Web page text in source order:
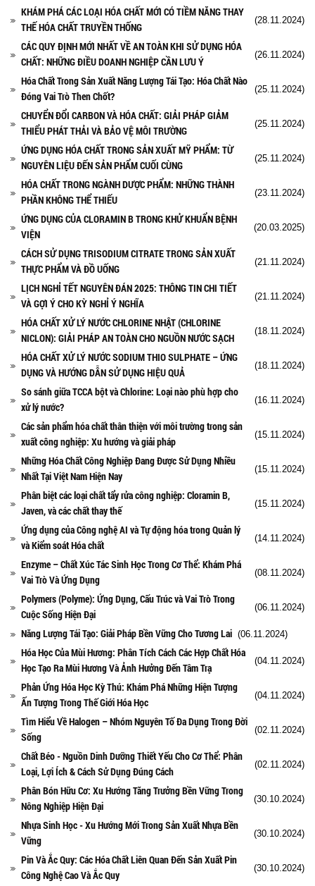
KHÁM PHÁ CÁC LOẠI HÓA CHẤT MỚI CÓ TIỀM NĂNG THAY
THẾ HÓA CHẤT TRUYỀN THỐNG
(28.11.2024)
CÁC QUY ĐỊNH MỚI NHẤT VỀ AN TOÀN KHI SỬ DỤNG HÓA
CHẤT: NHỮNG ĐIỀU DOANH NGHIỆP CẦN LƯU Ý
(26.11.2024)
Hóa Chất Trong Sản Xuất Năng Lượng Tái Tạo: Hóa Chất Nào
Đóng Vai Trò Then Chốt?
(25.11.2024)
CHUYỂN ĐỔI CARBON VÀ HÓA CHẤT: GIẢI PHÁP GIẢM
THIỂU PHÁT THẢI VÀ BẢO VỆ MÔI TRƯỜNG
(25.11.2024)
ỨNG DỤNG HÓA CHẤT TRONG SẢN XUẤT MỸ PHẨM: TỪ
NGUYÊN LIỆU ĐẾN SẢN PHẨM CUỐI CÙNG
(25.11.2024)
HÓA CHẤT TRONG NGÀNH DƯỢC PHẨM: NHỮNG THÀNH
PHẦN KHÔNG THỂ THIẾU
(23.11.2024)
ỨNG DỤNG CỦA CLORAMIN B TRONG KHỬ KHUẨN BỆNH
VIỆN
(20.03.2025)
CÁCH SỬ DỤNG TRISODIUM CITRATE TRONG SẢN XUẤT
THỰC PHẨM VÀ ĐỒ UỐNG
(21.11.2024)
LỊCH NGHỈ TẾT NGUYÊN ĐÁN 2025: THÔNG TIN CHI TIẾT
VÀ GỢI Ý CHO KỲ NGHỈ Ý NGHĨA
(21.11.2024)
HÓA CHẤT XỬ LÝ NƯỚC CHLORINE NHẬT (CHLORINE
NICLON): GIẢI PHÁP AN TOÀN CHO NGUỒN NƯỚC SẠCH
(18.11.2024)
HÓA CHẤT XỬ LÝ NƯỚC SODIUM THIO SULPHATE – ỨNG
DỤNG VÀ HƯỚNG DẪN SỬ DỤNG HIỆU QUẢ
(18.11.2024)
So sánh giữa TCCA bột và Chlorine: Loại nào phù hợp cho
xử lý nước?
(16.11.2024)
Các sản phẩm hóa chất thân thiện với môi trường trong sản
xuất công nghiệp: Xu hướng và giải pháp
(15.11.2024)
Những Hóa Chất Công Nghiệp Đang Được Sử Dụng Nhiều
Nhất Tại Việt Nam Hiện Nay
(15.11.2024)
Phân biệt các loại chất tẩy rửa công nghiệp: Cloramin B,
Javen, và các chất thay thế
(15.11.2024)
Ứng dụng của Công nghệ AI và Tự động hóa trong Quản lý
và Kiểm soát Hóa chất
(14.11.2024)
Enzyme – Chất Xúc Tác Sinh Học Trong Cơ Thể: Khám Phá
Vai Trò Và Ứng Dụng
(08.11.2024)
Polymers (Polyme): Ứng Dụng, Cấu Trúc và Vai Trò Trong
Cuộc Sống Hiện Đại
(06.11.2024)
Năng Lượng Tái Tạo: Giải Pháp Bền Vững Cho Tương Lai (06.11.2024)
Hóa Học Của Mùi Hương: Phân Tích Cách Các Hợp Chất Hóa
Học Tạo Ra Mùi Hương Và Ảnh Hưởng Đến Tâm Trạ
(04.11.2024)
Phản Ứng Hóa Học Kỳ Thú: Khám Phá Những Hiện Tượng
Ấn Tượng Trong Thế Giới Hóa Học
(04.11.2024)
Tìm Hiểu Về Halogen – Nhóm Nguyên Tố Đa Dụng Trong Đời
Sống
(02.11.2024)
Chất Béo - Nguồn Dinh Dưỡng Thiết Yếu Cho Cơ Thể: Phân
Loại, Lợi Ích & Cách Sử Dụng Đúng Cách
(02.11.2024)
Phân Bón Hữu Cơ: Xu Hướng Tăng Trưởng Bền Vững Trong
Nông Nghiệp Hiện Đại
(30.10.2024)
Nhựa Sinh Học - Xu Hướng Mới Trong Sản Xuất Nhựa Bền
Vững
(30.10.2024)
Pin Và Ắc Quy: Các Hóa Chất Liên Quan Đến Sản Xuất Pin
Công Nghệ Cao Và Ắc Quy
(30.10.2024)